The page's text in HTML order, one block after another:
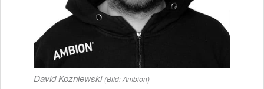
David Kozniewski (Bild: Ambion)